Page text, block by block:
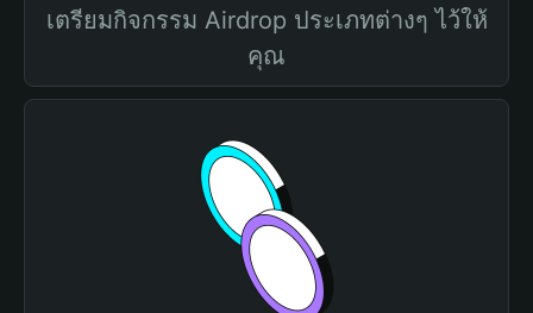
เตรียมกิจกรรม Airdrop ประเภทต่างๆ ไว้ให้
คุณ